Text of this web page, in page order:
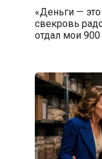
«Деньги —
свекровь
отдал мои 900